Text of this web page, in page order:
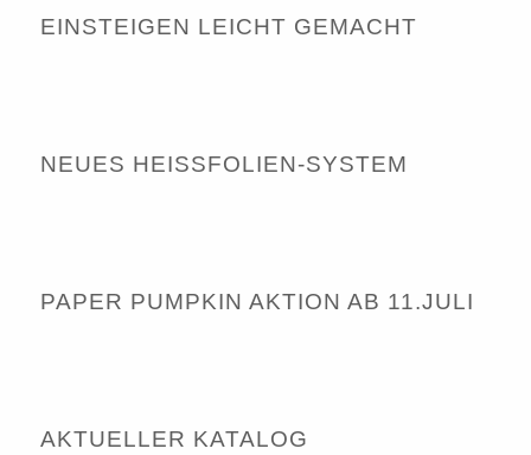
EINSTEIGEN LEICHT GEMACHT
NEUES HEISSFOLIEN-SYSTEM
PAPER PUMPKIN AKTION AB 11.JULI
AKTUELLER KATALOG